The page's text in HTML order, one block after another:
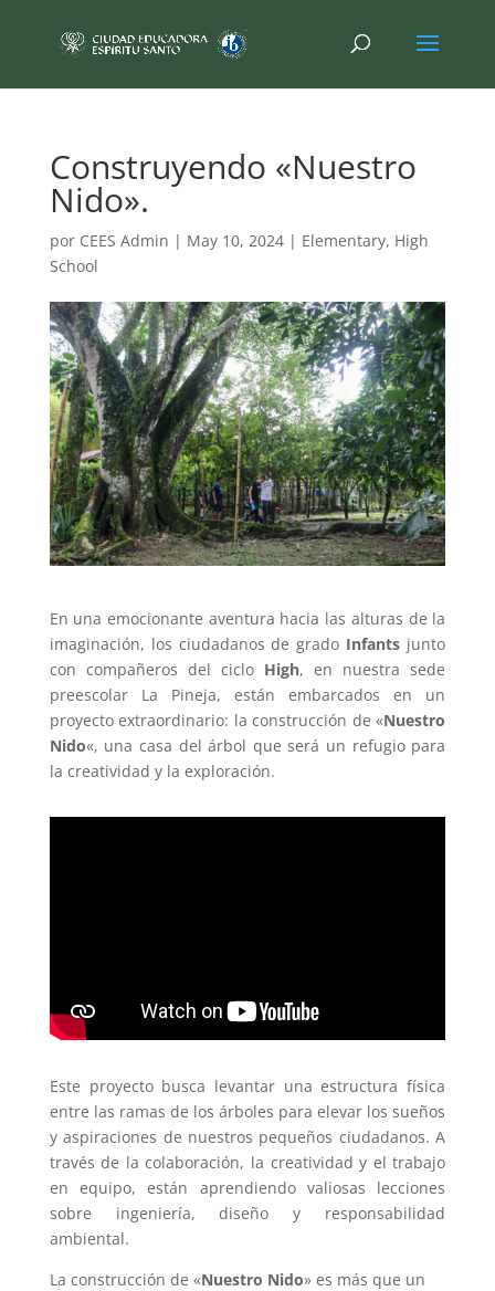
Construyendo «Nuestro
Nido».
por CEES Admin | May 10, 2024| Elementary, High
School
En una emocionante aventura hacia las alturas de la
imaginación, los ciudadanos de grado Infants junto
con compañeros del ciclo High, en nuestra sede
preescolar La Pineja, están embarcados en un
proyecto extraordinario: la construcción de «Nuestro
Nido«, una casa del árbol que será un refugio para
la creatividad y la exploración.
Este proyecto busca levantar una estructura física
entre las ramas de los árboles para elevar los sueños
y aspiraciones de nuestros pequeños ciudadanos. A
través de la colaboración, la creatividad y el trabajo
en equipo, están aprendiendo valiosas lecciones
sobre ingeniería, diseño y responsabilidad
ambiental.
La construcción de «Nuestro Nido» es más que un